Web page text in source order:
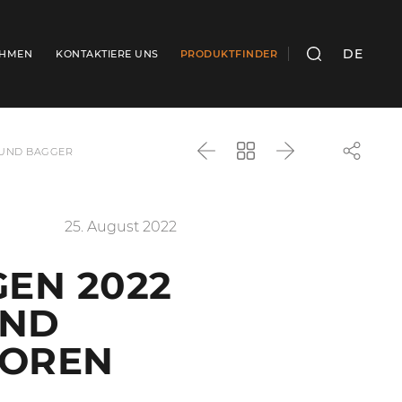
KONTAKTIERE UNS PRODUKTFINDER SUCHEN
DE
BAGGER ZurückZurückWeiter
25. August 2022
2022